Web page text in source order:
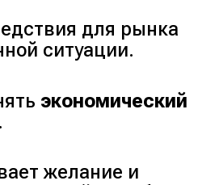
для рынка
ситуации.
экономический
желание и